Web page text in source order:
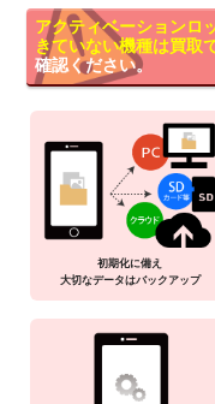
アクティベーションロ
きていない機種は買取
確認ください。
初期化に備え
大切なデータはバックアップ